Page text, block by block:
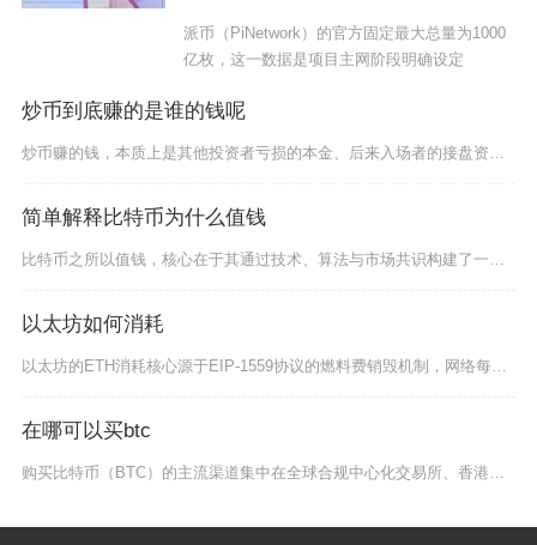
派币（PiNetwork）的官方固定最大总量为1000
亿枚，这一数据是项目主网阶段明确设定
炒币到底赚的是谁的钱呢
简单解释比特币为什么值钱
以太坊如何消耗
在哪可以买btc